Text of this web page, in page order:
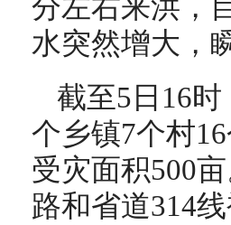
分左右来洪，
水突然增大，
截至5日16
个乡镇7个村
受灾面积500
路和省道314